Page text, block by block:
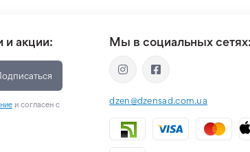
и акции:
и согласен с
Мы в социальных сетях:
dzen@dzensad.com.ua